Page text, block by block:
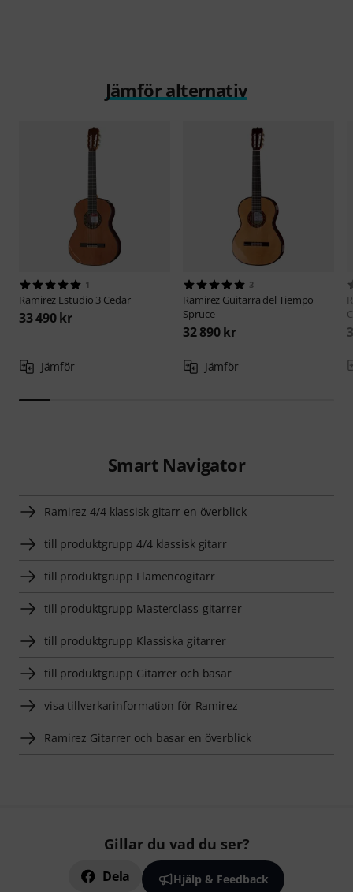
Jämför alternativ
1
Ramirez Estudio 3 Cedar
33 490 kr
Jämför
3
Ramirez Guitarra del Tiempo
Spruce
32 890 kr
Jämför
Smart Navigator
Ramirez 4/4 klassisk gitarr en överblick
till produktgrupp 4/4 klassisk gitarr
till produktgrupp Flamencogitarr
till produktgrupp Masterclass-gitarrer
till produktgrupp Klassiska gitarrer
till produktgrupp Gitarrer och basar
visa tillverkarinformation för Ramirez
Ramirez Gitarrer och basar en överblick
Gillar du vad du ser?
Dela Hjälp & Feedback